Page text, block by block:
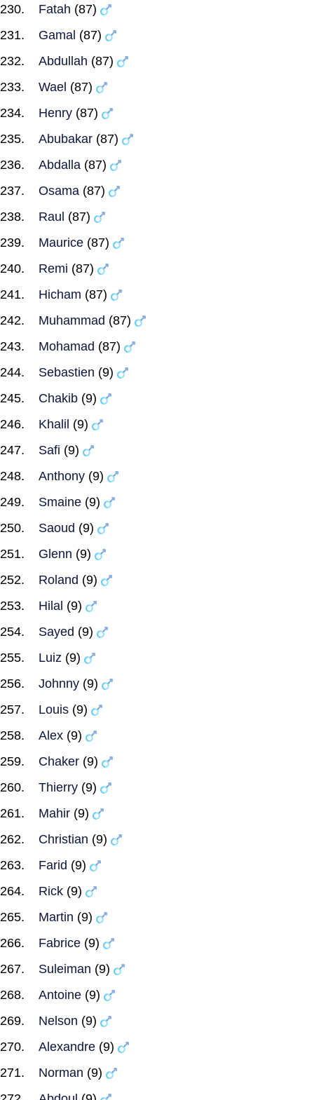
Fatah (87)
Gamal (87)
Abdullah (87)
Wael (87)
Henry (87)
Abubakar (87)
Abdalla (87)
Osama (87)
Raul (87)
Maurice (87)
Remi (87)
Hicham (87)
Muhammad (87)
Mohamad (87)
Sebastien (9)
Chakib (9)
Khalil (9)
Safi (9)
Anthony (9)
Smaine (9)
Saoud (9)
Glenn (9)
Roland (9)
Hilal (9)
Sayed (9)
Luiz (9)
Johnny (9)
Louis (9)
Alex (9)
Chaker (9)
Thierry (9)
Mahir (9)
Christian (9)
Farid (9)
Rick (9)
Martin (9)
Fabrice (9)
Suleiman (9)
Antoine (9)
Nelson (9)
Alexandre (9)
Norman (9)